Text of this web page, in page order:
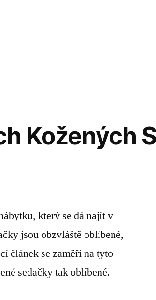
Kožených
který se dá najít v
jsou obzvláště oblíbené,
článek se zaměří na tyto
sedačky tak oblíbené.